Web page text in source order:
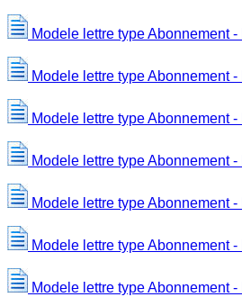
Modele lettre type Abonnement
Modele lettre type Abonnement
Modele lettre type Abonnement
Modele lettre type Abonnement
Modele lettre type Abonnement
Modele lettre type Abonnement
Modele lettre type Abonnement